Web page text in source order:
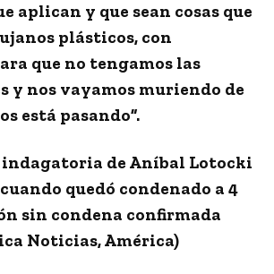
aplican y que sean cosas que
plásticos, con
que no tengamos las
y nos vayamos muriendo de
está pasando”.
indagatoria de Aníbal Lotocki
quedó condenado a 4
sin condena confirmada
Noticias, América)